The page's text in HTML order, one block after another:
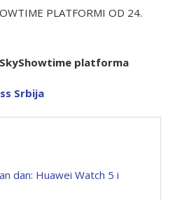
PLATFORMI OD 24.
platforma
Srbija
dan: Huawei Watch 5 i